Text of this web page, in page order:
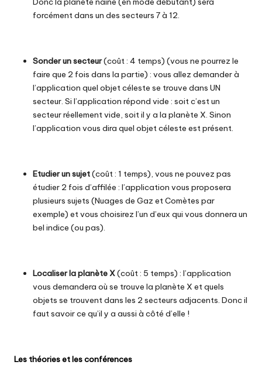
forcément dans un des secteurs 7 à 12.
Sonder un secteur(coût : 4 temps) (vous ne pourrez le
faire que 2 fois dans la partie) : vous allez demander à
l’application quel objet céleste se trouve dans UN
secteur. Si l’application répond vide : soit c’est un
secteur réellement vide, soit il y a la planète X. Sinon
l’application vous dira quel objet céleste est présent.
Etudier un sujet(coût : 1 temps), vous ne pouvez pas
étudier 2 fois d’affilée : l’application vous proposera
plusieurs sujets (Nuages de Gaz et Comètes par
exemple) et vous choisirez l’un d’eux qui vous donnera un
bel indice (ou pas).
Localiser la planète X(coût : 5 temps) : l’application
vous demandera où se trouve la planète X et quels
objets se trouvent dans les 2 secteurs adjacents. Donc il
faut savoir ce qu’il y a aussi à côté d’elle !
Les théories et les conférences